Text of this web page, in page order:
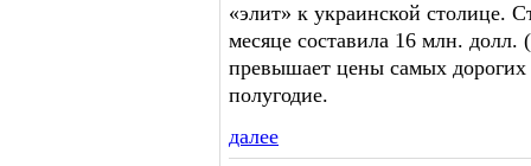
«элит» к украинской столице.
месяце составила 16 млн.
превышает цены самых дорогих
полугодие.
далее